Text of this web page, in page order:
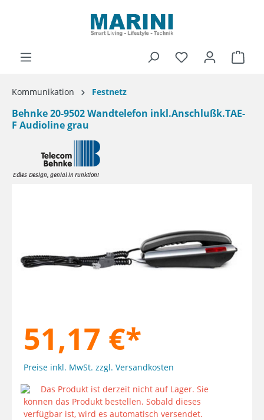
Kommunikation Festnetz
Behnke 20-9502 Wandtelefon inkl.Anschlußk.TAE-
F Audioline grau
51,17 €*
Preise inkl. MwSt. zzgl. Versandkosten
Das Produkt ist derzeit nicht auf Lager. Sie
können das Produkt bestellen. Sobald dieses
verfügbar ist, wird es automatisch versendet.